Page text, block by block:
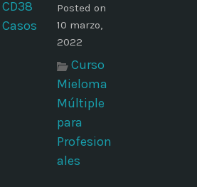
Posted on
10 marzo,
2022
Curso
Mieloma
Múltiple
para
Profesion
ales